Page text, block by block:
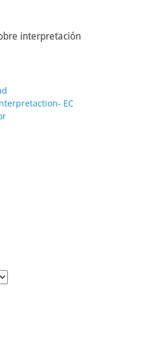
interpretación
EC